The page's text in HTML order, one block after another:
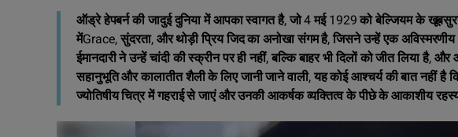
ऑड्रे हेपबर्न की जादुई दुनिया में आपका स्वागत है, जो 4 मई 1929 को बेल्जियम के
मेंGrace, सुंदरता, और थोड़ी प्रिय जिद का अनोखा संगम है, जिसने उन्हें एक
ईमानदारी ने उन्हें चांदी की स्क्रीन पर ही नहीं, बल्कि बाहर भी दिलों को जीत लिया
सहानुभूति और कालातीत शैली के लिए जानी जाने वाली, यह कोई आश्चर्य की बात नहीं
ज्योतिषीय चित्र में गहराई से जाएं और उनकी आकर्षक व्यक्तित्व के पीछे के आकाशीय